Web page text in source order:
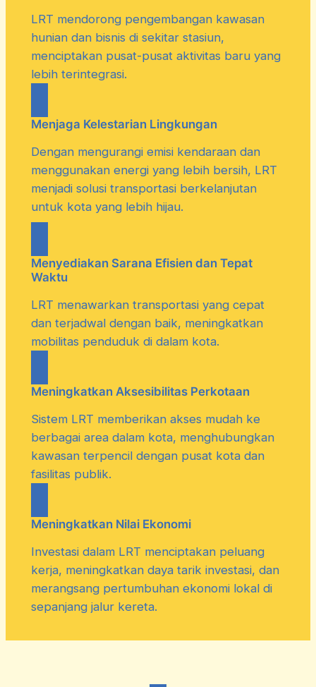
LRT mendorong pengembangan kawasan
hunian dan bisnis di sekitar stasiun,
menciptakan pusat-pusat aktivitas baru yang
lebih terintegrasi.
Menjaga Kelestarian Lingkungan
Dengan mengurangi emisi kendaraan dan
menggunakan energi yang lebih bersih, LRT
menjadi solusi transportasi berkelanjutan
untuk kota yang lebih hijau.
Menyediakan Sarana Efisien dan Tepat
Waktu
LRT menawarkan transportasi yang cepat
dan terjadwal dengan baik, meningkatkan
mobilitas penduduk di dalam kota.
Meningkatkan Aksesibilitas Perkotaan
Sistem LRT memberikan akses mudah ke
berbagai area dalam kota, menghubungkan
kawasan terpencil dengan pusat kota dan
fasilitas publik.
Meningkatkan Nilai Ekonomi
Investasi dalam LRT menciptakan peluang
kerja, meningkatkan daya tarik investasi, dan
merangsang pertumbuhan ekonomi lokal di
sepanjang jalur kereta.